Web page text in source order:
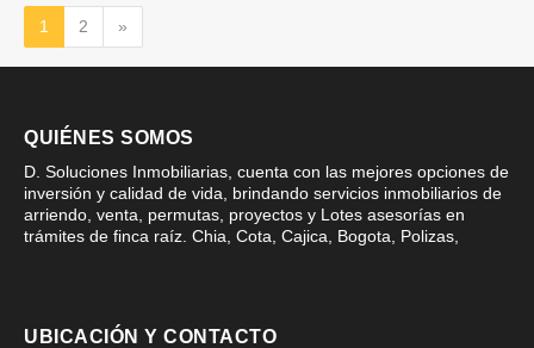
1 2 »
QUIÉNES SOMOS
D. Soluciones Inmobiliarias, cuenta con las mejores opciones de
inversión y calidad de vida, brindando servicios inmobiliarios de
arriendo, venta, permutas, proyectos y Lotes asesorías en
trámites de finca raíz. Chia, Cota, Cajica, Bogota, Polizas,
UBICACIÓN Y CONTACTO